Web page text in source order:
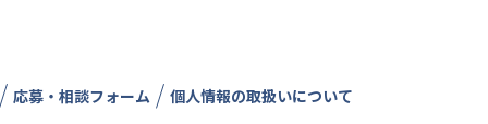
応募・相談フォーム 個人情報の取扱いについて